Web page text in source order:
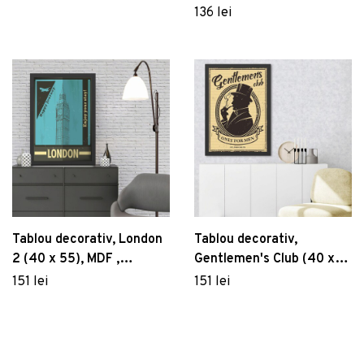
Natural
136 lei
Tablou decorativ, London
2 (40 x 55), MDF ,
Polistiren, Turcoaz/Negru
151 lei
Tablou decorativ,
Gentlemen's Club (40 x
55), MDF , Polistiren,
151 lei